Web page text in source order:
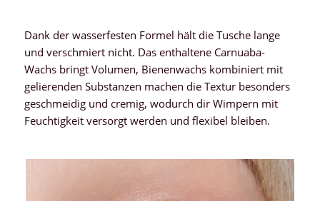
Dank der wasserfesten Formel hält die Tusche lange
und verschmiert nicht. Das enthaltene Carnuaba-
Wachs bringt Volumen, Bienenwachs kombiniert mit
gelierenden Substanzen machen die Textur besonders
geschmeidig und cremig, wodurch dir Wimpern mit
Feuchtigkeit versorgt werden und flexibel bleiben.